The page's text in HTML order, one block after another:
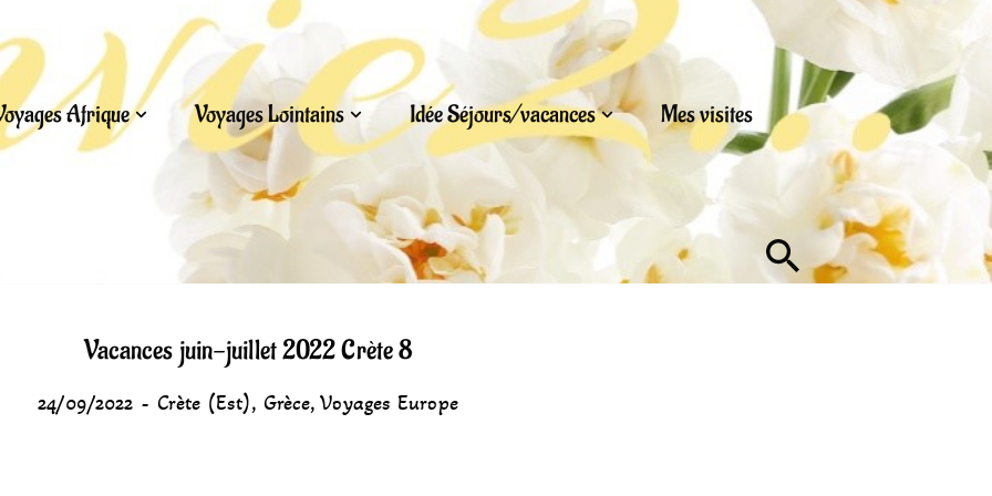
Afrique Voyages Lointains Idée Séjours/vacances Mes visites
Vacances juin-juillet 2022 Crète 8
24/09/2022 Crète (Est), Grèce,Voyages Europe